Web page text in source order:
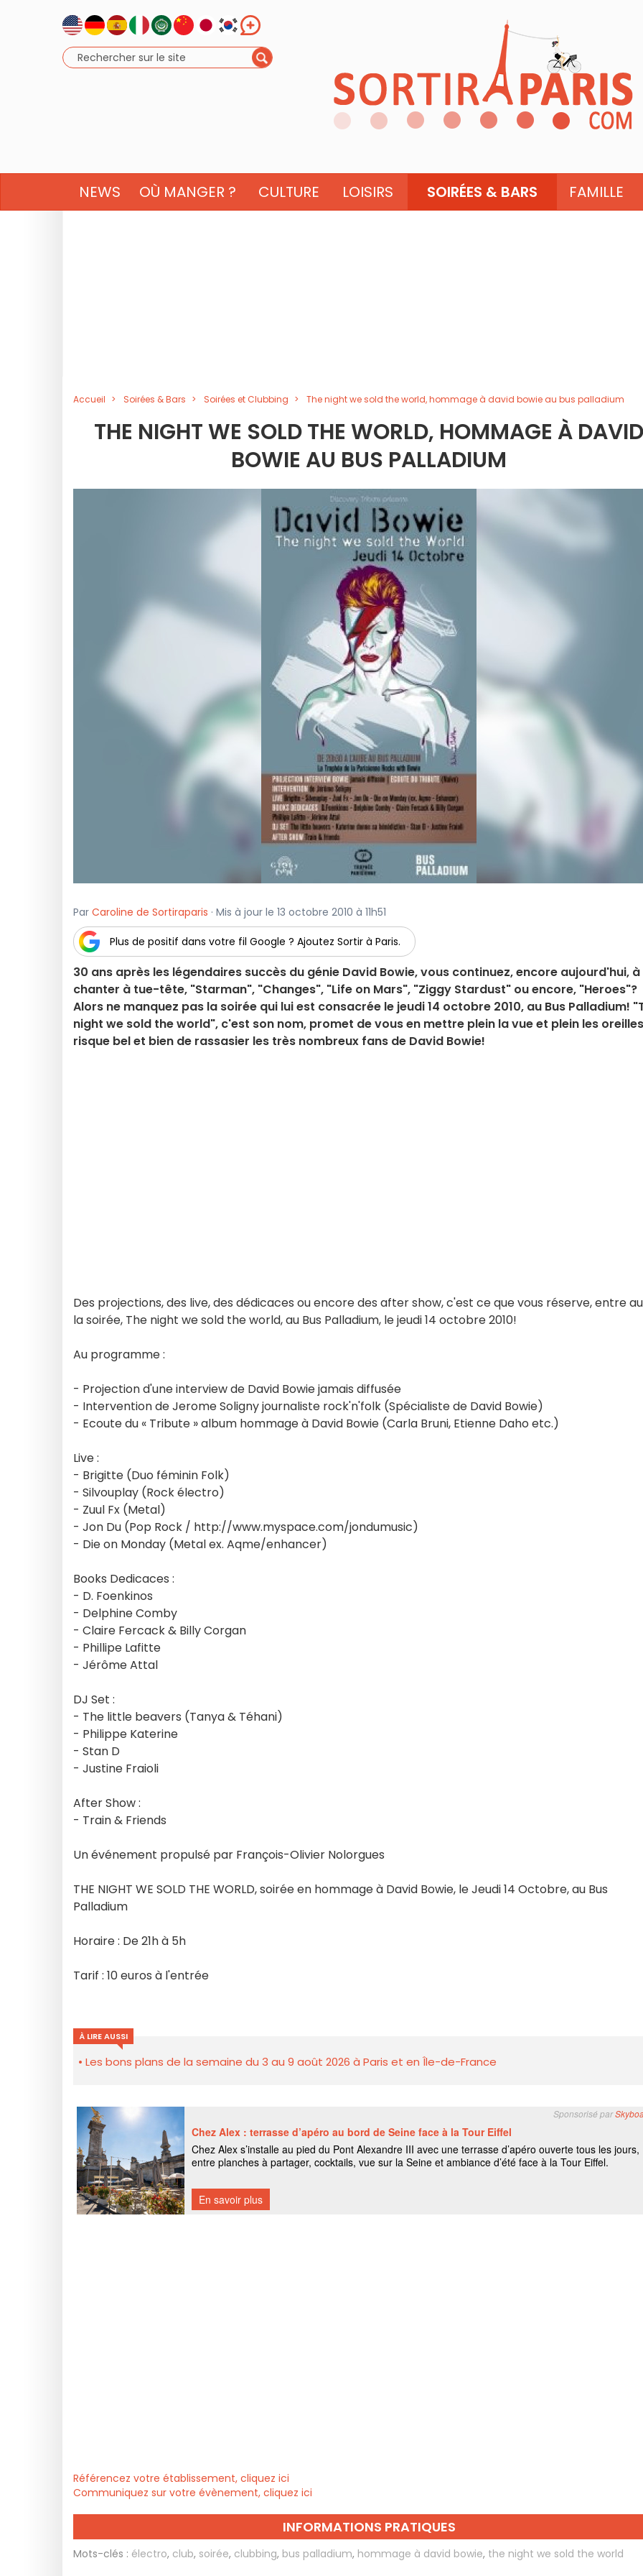
NEWS OÙ MANGER ? CULTURE LOISIRS SOIRÉES & BARS FAMILLE
Accueil Soirées & Bars Soirées et Clubbing The night we sold the world, hommage à david bowie au bus palladium
THE NIGHT WE SOLD THE WORLD, HOMMAGE À DAVID
BOWIE AU BUS PALLADIUM
Par Caroline de Sortiraparis · Mis à jour le 13 octobre 2010 à 11h51
Plus de positif dans votre fil Google ? Ajoutez Sortir à Paris.
30 ans après les légendaires succès du génie David Bowie, vous continuez, encore aujourd'hui, à
chanter à tue-tête, "Starman", "Changes", "Life on Mars", "Ziggy Stardust" ou encore, "Heroes"?
Alors ne manquez pas la soirée qui lui est consacrée le jeudi 14 octobre 2010, au Bus Palladium!
night we sold the world", c'est son nom, promet de vous en mettre plein la vue et plein les
risque bel et bien de rassasier les très nombreux fans de David Bowie!
Des projections, des live, des dédicaces ou encore des after show, c'est ce que vous réserve, entre
la soirée, The night we sold the world, au Bus Palladium, le jeudi 14 octobre 2010!
Au programme :
- Projection d'une interview de David Bowie jamais diffusée
- Intervention de Jerome Soligny journaliste rock'n'folk (Spécialiste de David Bowie)
- Ecoute du « Tribute » album hommage à David Bowie (Carla Bruni, Etienne Daho etc.)
Live :
- Brigitte (Duo féminin Folk)
- Silvouplay (Rock électro)
- Zuul Fx (Metal)
- Jon Du (Pop Rock / http://www.myspace.com/jondumusic)
- Die on Monday (Metal ex. Aqme/enhancer)
Books Dedicaces :
- D. Foenkinos
- Delphine Comby
- Claire Fercack & Billy Corgan
- Phillipe Lafitte
- Jérôme Attal
DJ Set :
- The little beavers (Tanya & Téhani)
- Philippe Katerine
- Stan D
- Justine Fraioli
After Show :
- Train & Friends
Un événement propulsé par François-Olivier Nolorgues
THE NIGHT WE SOLD THE WORLD, soirée en hommage à David Bowie, le Jeudi 14 Octobre, au Bus
Palladium
Horaire : De 21h à 5h
Tarif : 10 euros à l'entrée
À LIRE AUSSI
Les bons plans de la semaine du 3 au 9 août 2026 à Paris et en Île-de-France
Référencez votre établissement, cliquez ici
Communiquez sur votre évènement, cliquez ici
INFORMATIONS PRATIQUES
Mots-clés : électro, club, soirée, clubbing, bus palladium, hommage à david bowie, the night we sold the world